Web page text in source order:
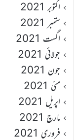
اکتوبر 2021
ستمبر 2021
اگست 2021
جولائی 2021
جون 2021
مئی 2021
اپریل 2021
مارچ 2021
فروری 2021